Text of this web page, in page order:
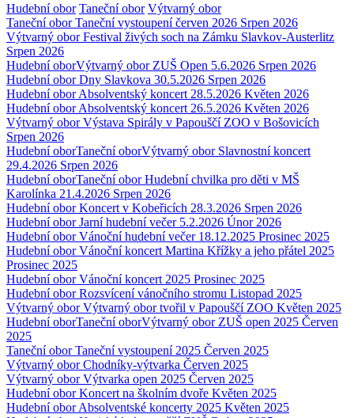
Hudební obor Taneční obor Výtvarný obor
Taneční obor Taneční vystoupení červen 2026 Srpen 2026
Výtvarný obor Festival živých soch na Zámku Slavkov-Austerlitz
Srpen 2026
Hudební oborVýtvarný obor ZUŠ Open 5.6.2026 Srpen 2026
Hudební obor Dny Slavkova 30.5.2026 Srpen 2026
Hudební obor Absolventský koncert 28.5.2026 Květen 2026
Hudební obor Absolventský koncert 26.5.2026 Květen 2026
Výtvarný obor Výstava Spirály v Papouščí ZOO v Bošovicích
Srpen 2026
Hudební oborTaneční oborVýtvarný obor Slavnostní koncert
29.4.2026 Srpen 2026
Hudební oborTaneční obor Hudební chvilka pro děti v MŠ
Karolínka 21.4.2026 Srpen 2026
Hudební obor Koncert v Kobeřicích 28.3.2026 Srpen 2026
Hudební obor Jarní hudební večer 5.2.2026 Únor 2026
Hudební obor Vánoční hudební večer 18.12.2025 Prosinec 2025
Hudební obor Vánoční koncert Martina Křížky a jeho přátel 2025
Prosinec 2025
Hudební obor Vánoční koncert 2025 Prosinec 2025
Hudební obor Rozsvícení vánočního stromu Listopad 2025
Výtvarný obor Výtvarný obor tvořil v Papouščí ZOO Květen 2025
Hudební oborTaneční oborVýtvarný obor ZUŠ open 2025 Červen
2025
Taneční obor Taneční vystoupení 2025 Červen 2025
Výtvarný obor Chodníky-výtvarka Červen 2025
Výtvarný obor Výtvarka open 2025 Červen 2025
Hudební obor Koncert na školním dvoře Květen 2025
Hudební obor Absolventské koncerty 2025 Květen 2025